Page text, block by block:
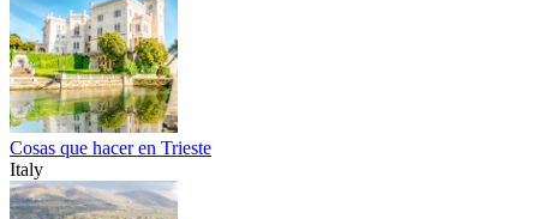
Cosas que hacer en Trieste
Italy